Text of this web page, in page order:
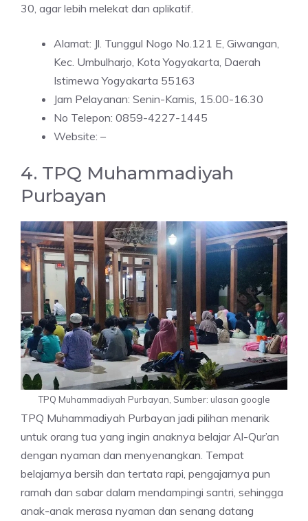
30, agar lebih melekat dan aplikatif.
Alamat: Jl. Tunggul Nogo No.121 E, Giwangan,
Kec. Umbulharjo, Kota Yogyakarta, Daerah
Istimewa Yogyakarta 55163
Jam Pelayanan: Senin-Kamis, 15.00-16.30
No Telepon: 0859-4227-1445
Website: –
4. TPQ Muhammadiyah
Purbayan
TPQ Muhammadiyah Purbayan, Sumber: ulasan google
TPQ Muhammadiyah Purbayan jadi pilihan menarik
untuk orang tua yang ingin anaknya belajar Al-Qur’an
dengan nyaman dan menyenangkan. Tempat
belajarnya bersih dan tertata rapi, pengajarnya pun
ramah dan sabar dalam mendampingi santri, sehingga
anak-anak merasa nyaman dan senang datang